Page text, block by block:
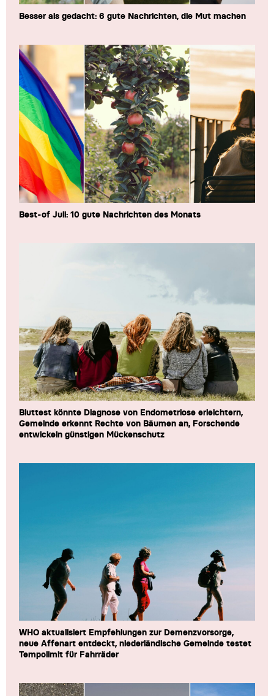
Besser als gedacht: 6 gute Nachrichten, die Mut machen
Best-of Juli: 10 gute Nachrichten des Monats
Bluttest könnte Diagnose von Endometriose erleichtern,
Gemeinde erkennt Rechte von Bäumen an, Forschende
entwickeln günstigen Mückenschutz
WHO aktualisiert Empfehlungen zur Demenzvorsorge,
neue Affenart entdeckt, niederländische Gemeinde testet
Tempolimit für Fahrräder